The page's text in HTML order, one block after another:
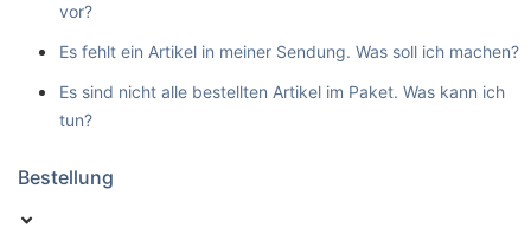
vor?
Es fehlt ein Artikel in meiner Sendung. Was soll ich machen?
Es sind nicht alle bestellten Artikel im Paket. Was kann ich
tun?
Bestellung